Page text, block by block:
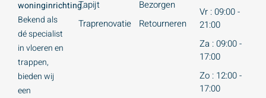
woninginrichting.
Bekend als
dé specialist
in vloeren en
trappen,
bieden wij
een
Tapijt
Traprenovatie
Bezorgen
Retourneren
Vr : 09:00 -
21:00
Za : 09:00 -
17:00
Zo : 12:00 -
17:00